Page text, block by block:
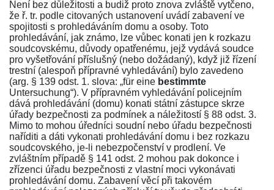
Není bez důležitosti a budiž proto znova zvláště vytčeno,
že ř. tr. podle citovaných ustanovení uvádí zabavení ve
spojitosti s prohledáváním domu a osoby. Toto
prohledávání, jak známo, lze vůbec konati jen k rozkazu
soudcovskému, důvody opatřenému, jejž vydává soudce
pro vyšetřování příslušný (nebo dožádaný), když již řízení
trestní (alespoň přípravné vyhledávání) bylo zavedeno
(arg. § 139 odst. 1. slova: „für eine bestimmte
Untersuchung“). V přípravném vyhledávání policejním
dává prohledávání (domu) konati státní zástupce skrze
úřady bezpečnosti za podmínek a náležitostí § 88 odst. 3.
Mimo to mohou úředníci soudní nebo úřadu bezpečnosti
naříditi a dáti vykonati prohledávání domu i bez rozkazu
soudcovského, je-li nebezpočenství v prodlení. Ve
zvláštním případě § 141 odst. 2 mohou pak dokonce i
zřízenci úřadu bezpečnosti z vlastní moci vykonávati
prohledávání domu. Zabavení věcí při takovém